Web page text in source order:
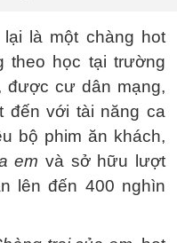
là một chàng hot
theo học tại trường
được cư dân mạng,
đến với tài năng ca
bộ phim ăn khách,
em và sở hữu lượt
lên đến 400 nghìn